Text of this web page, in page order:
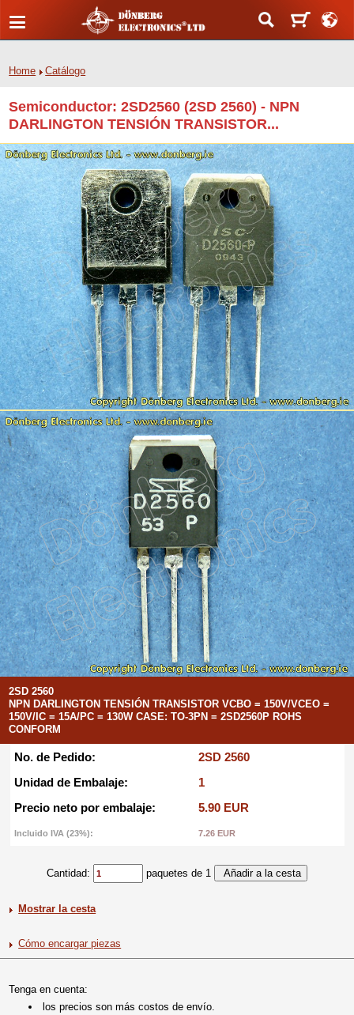
Home Catálogo
Semiconductor: 2SD2560 (2SD 2560) - NPN
DARLINGTON TENSIÓN TRANSISTOR...
2SD 2560
NPN DARLINGTON TENSIÓN TRANSISTOR VCBO = 150V/VCEO =
150V/IC = 15A/PC = 130W CASE: TO-3PN = 2SD2560P ROHS
CONFORM
No. de Pedido:
2SD 2560
Unidad de Embalaje:
1
Precio neto por embalaje:
5.90 EUR
Incluido IVA (23%): 7.26 EUR
Cantidad: paquetes de 1
Mostrar la cesta
Cómo encargar piezas
Tenga en cuenta:
los precios son más costos de envío.